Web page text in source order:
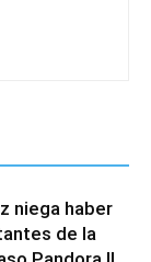
niega haber
de la